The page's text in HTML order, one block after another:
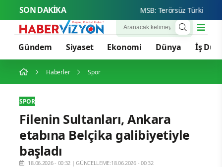
SON DAKİKA MSB: Terörsüz Türkiye
Gündem Siyaset Ekonomi Dünya İş
Haberler Spor
SPOR
Filenin Sultanları, Ankara
etabına Belçika galibiyetiyle
başladı
18.06.2026 - 00:32 |GÜNCELLEME:18.06.2026 - 00:32